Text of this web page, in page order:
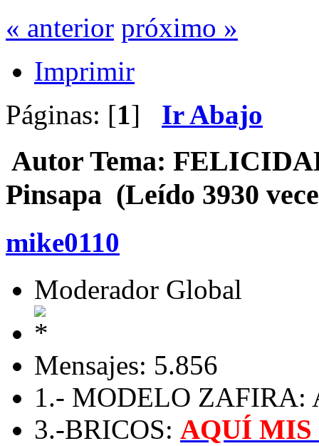
« anterior próximo »
Imprimir
Páginas: [1] Ir Abajo
Autor Tema:
Pinsapa (Leído 3930
mike0110
Moderador Global
Mensajes: 5.856
1.- MODELO ZAFIRA:
3.-BRICOS: AQUÍ MIS